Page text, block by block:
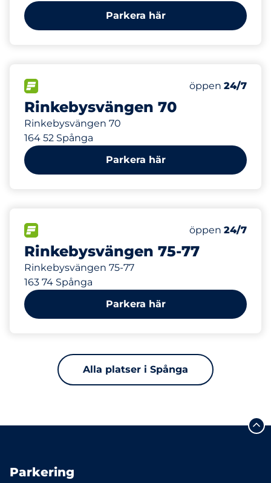
Parkera här
Rinkebysvängen 70
Rinkebysvängen 70
164 52 Spånga
Antal
Totalt antal
Electric Car
öppen 24/7
56 m
Parkera här
Rinkebysvängen 75-77
Rinkebysvängen 75-77
163 74 Spånga
Antal
Totalt antal
öppen 24/7
164 m
Parkera här
Alla platser i Spånga
Parkering